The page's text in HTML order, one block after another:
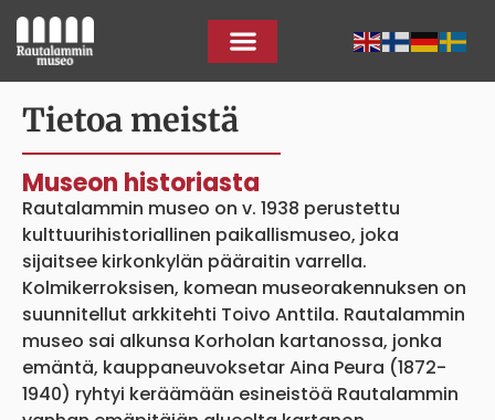
Tietoa meistä
Museon historiasta
Rautalammin museo on v. 1938 perustettu
kulttuurihistoriallinen paikallismuseo, joka
sijaitsee kirkonkylän pääraitin varrella.
Kolmikerroksisen, komean museorakennuksen on
suunnitellut arkkitehti Toivo Anttila. Rautalammin
museo sai alkunsa Korholan kartanossa, jonka
emäntä, kauppaneuvoksetar Aina Peura (1872-
1940) ryhtyi keräämään esineistöä Rautalammin